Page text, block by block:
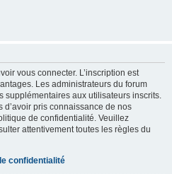
vous connecter. L’inscription est
Les administrateurs du forum
aux utilisateurs inscrits.
pris connaissance de nos
de confidentialité. Veuillez
attentivement toutes les règles du
confidentialité